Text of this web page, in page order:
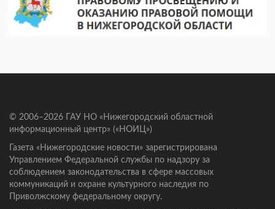
© 2006–2026 ГАУ НО «Нижегородский областной
информационный центр» («НОИЦ»)
Газета «Нижегородские новости» зарегистрирована
Управлением Федеральной службы по надзору за
соблюдением законодательства в сфере массовых
коммуникаций и охране культурного наследия по
Приволжскому федеральному округу.